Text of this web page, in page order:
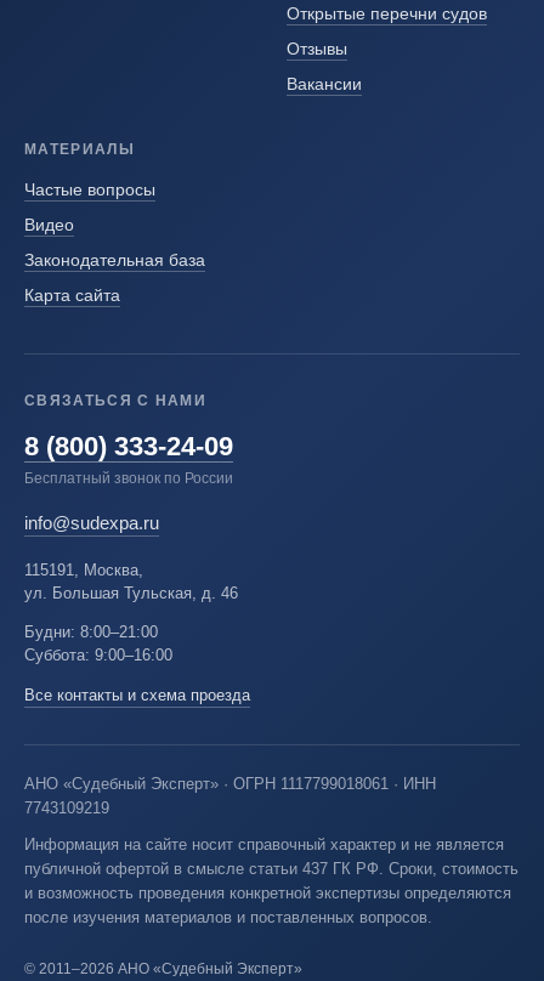
Открытые перечни судов
Отзывы
Вакансии
МАТЕРИАЛЫ
Частые вопросы
Видео
Законодательная база
Карта сайта
СВЯЗАТЬСЯ С НАМИ
8 (800) 333-24-09
Бесплатный звонок по России
info@sudexpa.ru
115191, Москва,
ул. Большая Тульская, д. 46
Будни: 8:00–21:00
Суббота: 9:00–16:00
Все контакты и схема проезда
АНО «Судебный Эксперт» · ОГРН 1117799018061 · ИНН
7743109219
Информация на сайте носит справочный характер и не является
публичной офертой в смысле статьи 437 ГК РФ. Сроки, стоимость
и возможность проведения конкретной экспертизы определяются
после изучения материалов и поставленных вопросов.
© 2011–2026 АНО «Судебный Эксперт»